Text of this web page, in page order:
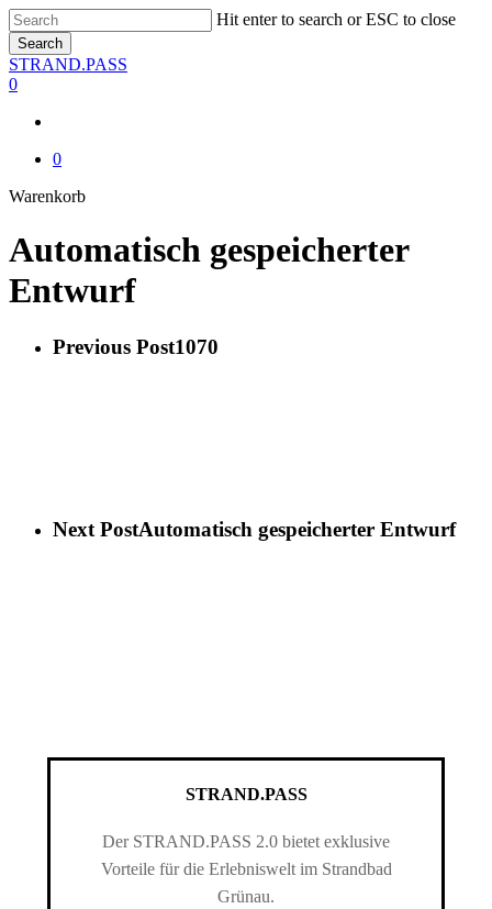
Skip
to
main
content
Hit enter to search or ESC to close
Search
Close
Search
STRAND.PASS
0
0
WarenkorbClose
Automatisch gespeicherter
Entwurf
Previous Post1070
Next PostAutomatisch gespeicherter Entwurf
STRAND.PASS
Der STRAND.PASS 2.0 bietet exklusive
Vorteile für die Erlebniswelt im Strandbad
Grünau.